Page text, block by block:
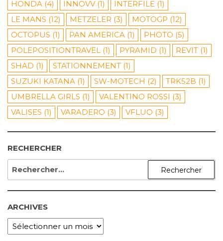
HONDA (4) INNOVV(1) INTERFILE (1)
LE MANS (12) METZELER (3) MOTOGP (12)
OCTOPUS (1) PAN AMERICA (1) PHOTO (5)
POLEPOSITIONTRAVEL (1) PYRAMID (1) REVIT (1)
SHAD (1) STATIONNEMENT (1)
SUZUKI KATANA (1) SW-MOTECH (2) TRK52B (1)
UMBRELLA GIRLS (1) VALENTINO ROSSI (3)
VALISES (1) VARADERO (3) VFLUO (3)
RECHERCHER
ARCHIVES
ARCHIVES